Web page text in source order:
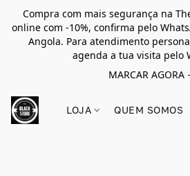
Compra com mais segurança na
online com -10%, confirma pelo
Angola. Para atendimento
agenda a tua visita pelo
MARCAR AGORA
LOJA QUEM SOMOS